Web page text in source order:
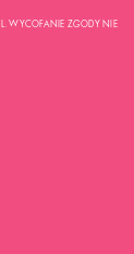
WYCOFANIE ZGODY NIE